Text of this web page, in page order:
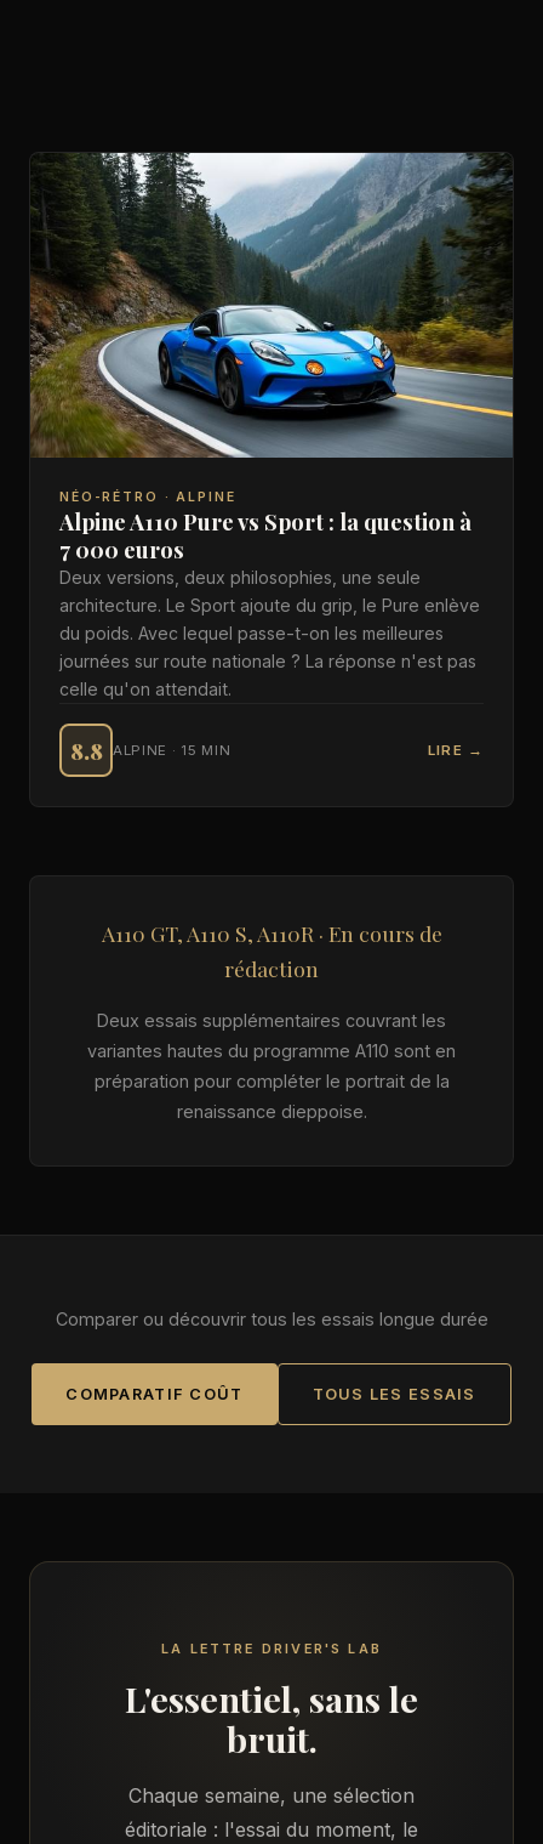
NÉO-RÉTRO · ALPINE
Alpine A110 Pure vs Sport : la question à
7 000 euros
Deux versions, deux philosophies, une seule
architecture. Le Sport ajoute du grip, le Pure enlève
du poids. Avec lequel passe-t-on les meilleures
journées sur route nationale ? La réponse n'est pas
celle qu'on attendait.
8.8 ALPINE · 15 MIN LIRE →
A110 GT, A110 S, A110R · En cours de
rédaction
Deux essais supplémentaires couvrant les
variantes hautes du programme A110 sont en
préparation pour compléter le portrait de la
renaissance dieppoise.
Comparer ou découvrir tous les essais longue durée
COMPARATIF COÛT TOUS LES ESSAIS
LA LETTRE DRIVER'S LAB
L'essentiel, sans le
bruit.
Chaque semaine, une sélection
éditoriale : l'essai du moment, le